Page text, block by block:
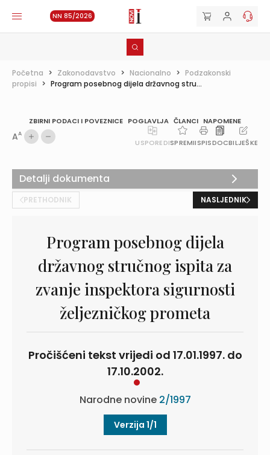
NN 85/2026
Početna > Zakonodavstvo > Nacionalno > Podzakonski
propisi > Program posebnog dijela državnog stru...
ZBIRNI PODACI I POVEZNICE POGLAVLJA ČLANCI NAPOMENE
AA
USPOREDISPREMIISPISDOCBILJEŠKE
PRETHODNIK NASLJEDNIK
Program posebnog dijela
državnog stručnog ispita za
zvanje inspektora sigurnosti
željezničkog prometa
Pročišćeni tekst vrijedi od 17.01.1997. do
17.10.2002.
Narodne novine 2/1997
Verzija 1/1
Detalji dokumenta